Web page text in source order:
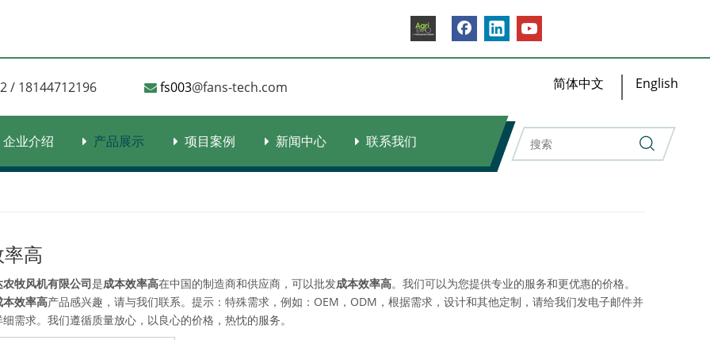
/ 18144712196​​​​​​​  fs003@fans-tech.com 简体中文 English
企业介绍 产品展示 项目案例 新闻中心 联系我们
高
牧风机有限公司是成本效率高在中国的制造商和供应商，可以批发成本效率高。我们可以为您提供专业的服务和更优惠的价格。
本效率高产品感兴趣，请与我们联系。提示：特殊需求，例如：OEM，ODM，根据需求，设计和其他定制，请给我们发电子邮件并
需求。我们遵循质量放心，以良心的价格，热忱的服务。